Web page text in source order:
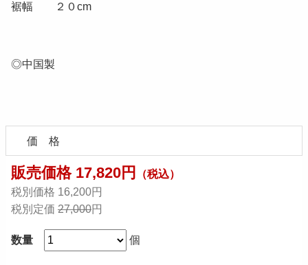
裾幅 ２０cm
◎中国製
価 格
販売価格 17,820円
（税込）
税別価格 16,200円
税別定価 27,000円
数量 個